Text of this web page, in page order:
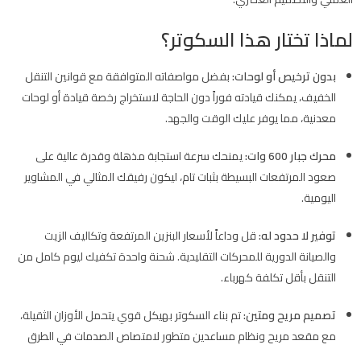
لماذا تختار هذا السكوتر؟
بدون ترخيص أو لوحات:بفضل مواصفاته المتوافقة مع قوانين التنقل
الخفيف، يمكنك قيادته فوراً دون الحاجة لاستخراج رخصة قيادة أو لوحات
معدنية، مما يوفر عليك الوقت والجهد.
محرك جبار 600 وات:
يمنحك سرعة استجابة مذهلة وقدرة عالية على
صعود المرتفعات البسيطة بثبات تام، ليكون رفيقك المثالي في المشاوير
اليومية.
توفير لا حدود له:قل وداعاً لأسعار البنزين المرتفعة وتكاليف الزيت
والصيانة الدورية للمحركات التقليدية. شحنة واحدة تكفيك ليوم كامل من
التنقل بأقل تكلفة كهرباء.
تصميم مريح ومتين:تم بناء السكوتر بهيكل قوي يتحمل الأوزان الثقيلة،
مع مقعد مريح ونظام مساعدين متطور لامتصاص الصدمات في الطرق